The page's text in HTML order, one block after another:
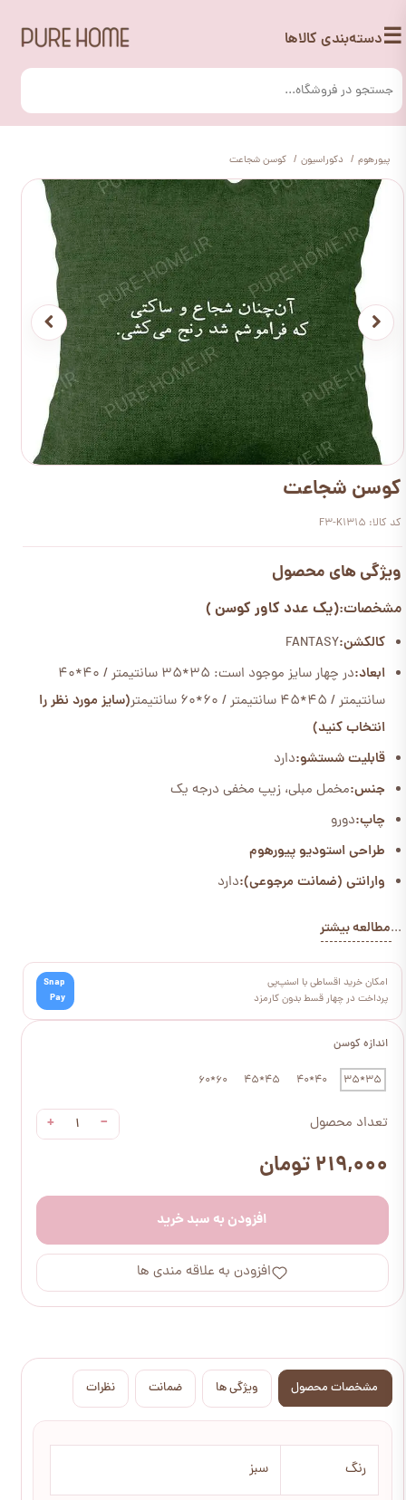
☰دسته‌بندی کالاها
پیورهوم دکوراسیون کوسن شجاعت
اندازه کوسن
35*35
40*40
45*45
60*60
تعداد محصول −
+
۲۱۹,۰۰۰ تومان
افزودن به سبد خرید
افزودن به علاقه مندی ها
کوسن شجاعت
کد کالا: F3-K1315
ویژگی های محصول
مشخصات:(یک عدد کاور کوسن )
کالکشن:FANTASY
ابعاد:
در چهار سایز موجود است: 35*35 سانتیمتر / 40*40
سانتیمتر / 45*45 سانتیمتر / 60*60 سانتیمتر
(سایز مورد نظر را
انتخاب کنید)
قابلیت شستشو:دارد
جنس:مخمل مبلی، زیپ مخفی درجه یک
چاپ:دورو
طراحی استودیو پیورهوم
وارانتی (ضمانت مرجوعی):دارد
...مطالعه بیشتر
امکان خرید اقساطی با اسنپ‌پی
پرداخت در چهار قسط بدون کارمزد
Snap
Pay
مشخصات محصول ویژگی ها ضمانت نظرات
رنگ سبز